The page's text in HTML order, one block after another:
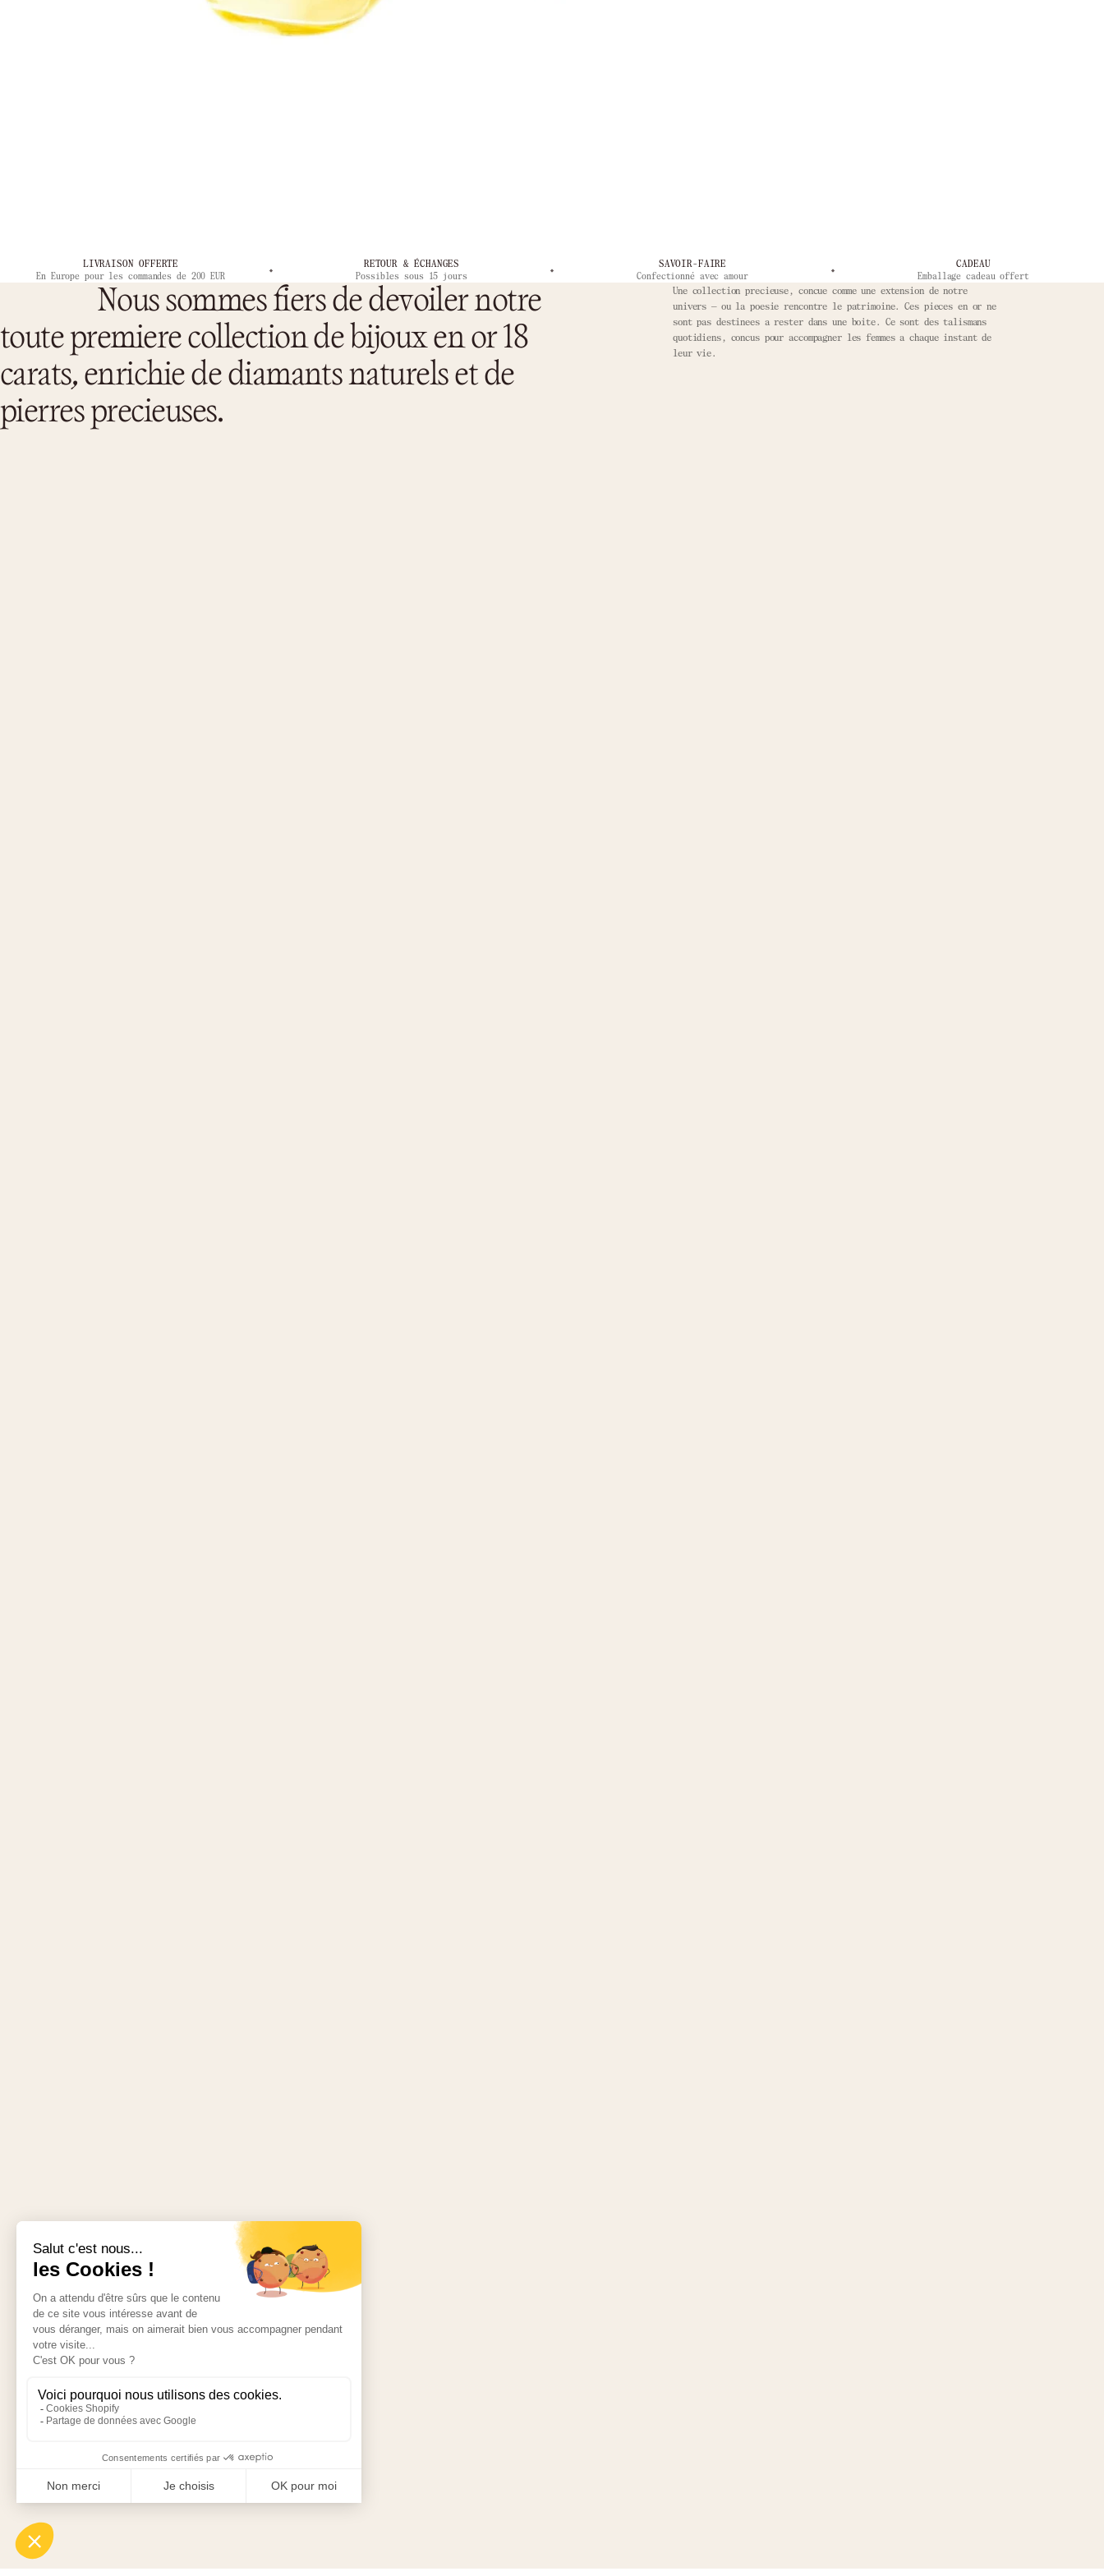
LIVRAISON OFFERTE
En Europe pour les commandes de 200 EUR
RETOUR & ÉCHANGES
Possibles sous 15 jours
SAVOIR-FAIRE
Confectionné avec amour
CADEAU
Emballage cadeau offert
Nous sommes fiers de devoiler notre
toute premiere collection de bijoux en or 18
carats, enrichie de diamants naturels et de
pierres precieuses.
Une collection precieuse, concue comme une extension de notre
univers — ou la poesie rencontre le patrimoine. Ces pieces en or ne
sont pas destinees a rester dans une boite. Ce sont des talismans
quotidiens, concus pour accompagner les femmes a chaque instant de
leur vie.